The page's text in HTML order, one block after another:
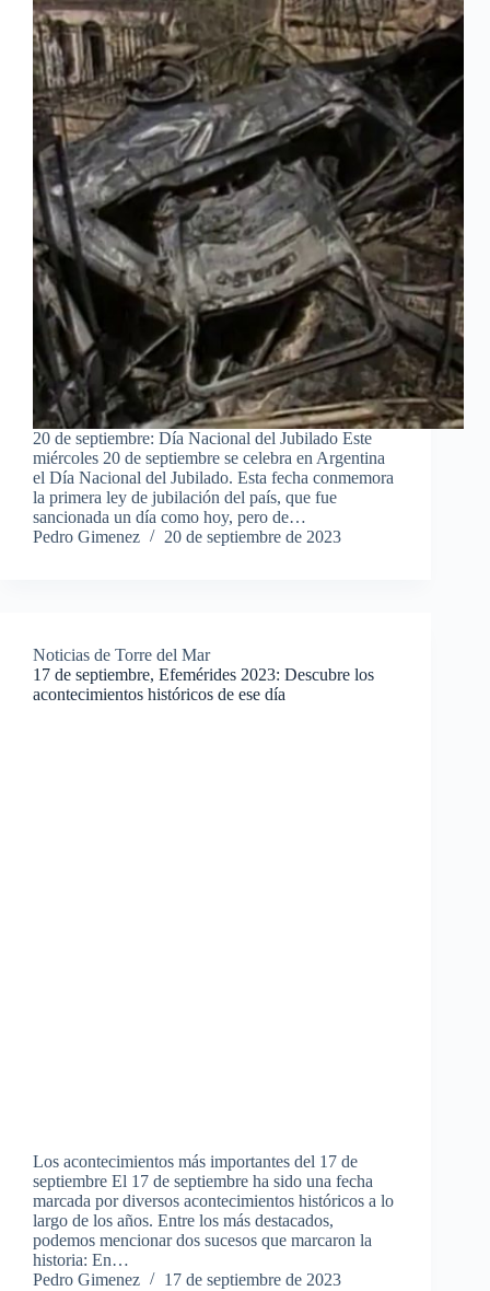
20 de septiembre: Día Nacional del Jubilado Este
miércoles 20 de septiembre se celebra en Argentina
el Día Nacional del Jubilado. Esta fecha conmemora
la primera ley de jubilación del país, que fue
sancionada un día como hoy, pero de…
Pedro Gimenez
20 de septiembre de 2023
Noticias de Torre del Mar
17 de septiembre, Efemérides 2023: Descubre los
acontecimientos históricos de ese día
Los acontecimientos más importantes del 17 de
septiembre El 17 de septiembre ha sido una fecha
marcada por diversos acontecimientos históricos a lo
largo de los años. Entre los más destacados,
podemos mencionar dos sucesos que marcaron la
historia: En…
Pedro Gimenez
17 de septiembre de 2023